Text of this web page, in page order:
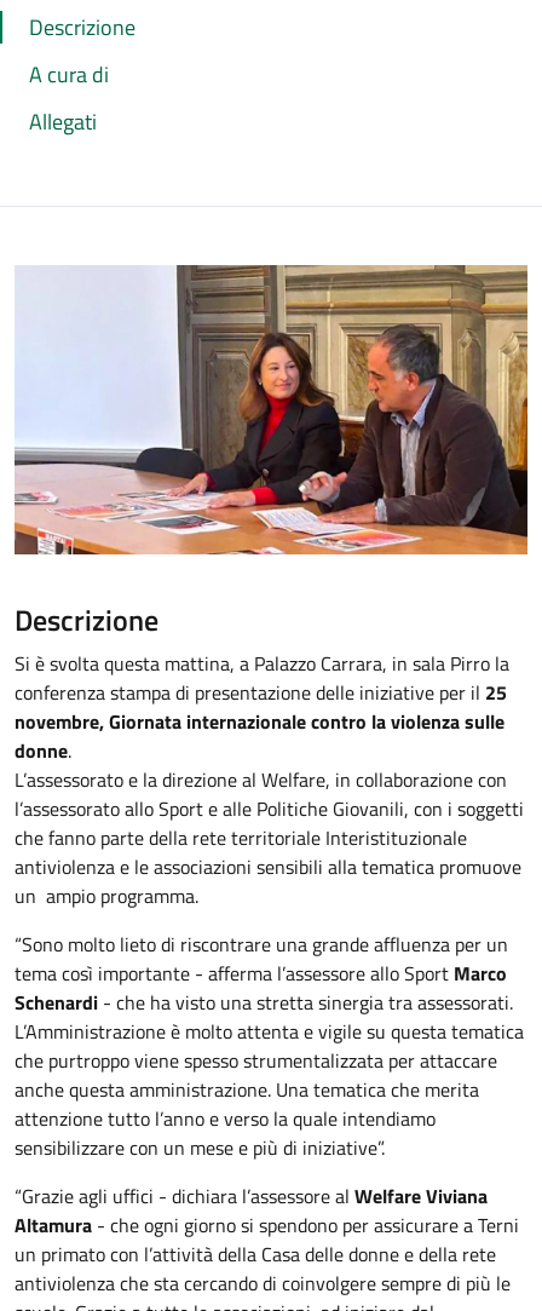
Descrizione
A cura di
Allegati
Descrizione
Si è svolta questa mattina, a Palazzo Carrara, in sala Pirro la
conferenza stampa di presentazione delle iniziative per il 25
novembre, Giornata internazionale contro la violenza sulle
donne.
L’assessorato e la direzione al Welfare, in collaborazione con
l’assessorato allo Sport e alle Politiche Giovanili, con i soggetti
che fanno parte della rete territoriale Interistituzionale
antiviolenza e le associazioni sensibili alla tematica promuove
un ampio programma.
“Sono molto lieto di riscontrare una grande affluenza per un
tema così importante - afferma l’assessore allo Sport Marco
Schenardi - che ha visto una stretta sinergia tra assessorati.
L’Amministrazione è molto attenta e vigile su questa tematica
che purtroppo viene spesso strumentalizzata per attaccare
anche questa amministrazione. Una tematica che merita
attenzione tutto l’anno e verso la quale intendiamo
sensibilizzare con un mese e più di iniziative”.
“Grazie agli uffici - dichiara l’assessore al Welfare Viviana
Altamura - che ogni giorno si spendono per assicurare a Terni
un primato con l’attività della Casa delle donne e della rete
antiviolenza che sta cercando di coinvolgere sempre di più le